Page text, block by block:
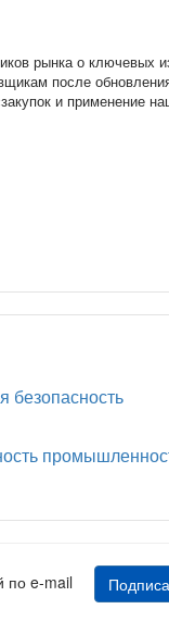
рынка о ключевых
после
и применение
по e-mail